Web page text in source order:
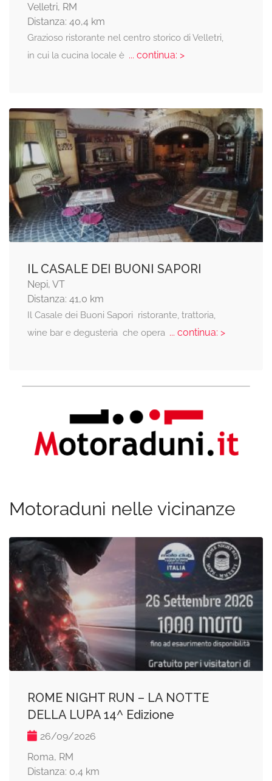
Velletri, RM
Distanza: 40,4 km
Grazioso ristorante nel centro storico di Velletri,
in cui la cucina locale è... continua: >
IL CASALE DEI BUONI SAPORI
Nepi, VT
Distanza: 41,0 km
Il Casale dei Buoni Sapori  ristorante, trattoria,
wine bar e degusteria  che opera... continua: >
Motoraduni nelle vicinanze
ROME NIGHT RUN – LA NOTTE
DELLA LUPA 14^ Edizione
26/09/2026
Roma, RM
Distanza: 0,4 km